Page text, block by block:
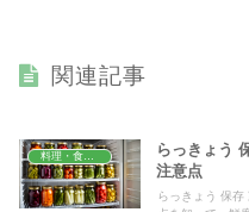
関連記事
らっきょう
注意点
らっきょう 保